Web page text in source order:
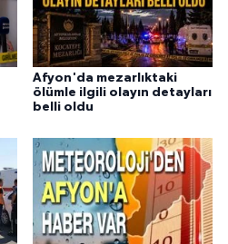
Afyon'da mezarlıktaki
ölümle ilgili olayın detayları
belli oldu